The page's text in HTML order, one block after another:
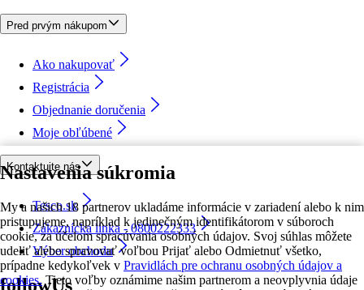
Nastavenia súkromia
My a našich 18 partnerov ukladáme informácie v zariadení alebo k nim
pristupujeme, napríklad k jedinečným identifikátorom v súboroch
cookie, za účelom spracúvania osobných údajov. Svoj súhlas môžete
udeliť alebo spravovať voľbou Prijať alebo Odmietnuť všetko,
prípadne kedykoľvek v Pravidlách pre ochranu osobných údajov a
cookies. Tieto voľby oznámime našim partnerom a neovplyvnia údaje
Pred prvým nákupom
Ako nakupovať
Registrácia
Objednanie doručenia
Moje obľúbené
Kontaktujte nás
Tesco.sk
Zákaznícka linka - 0800222333
Výber obchodu
followUs